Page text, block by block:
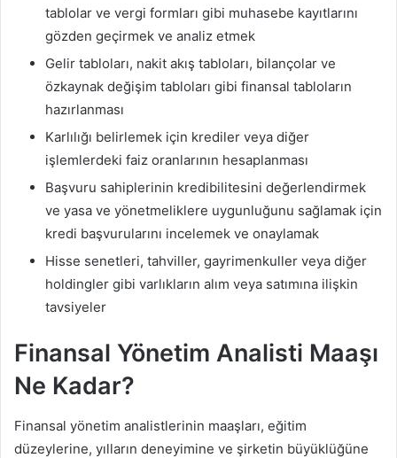
tablolar ve vergi formları gibi muhasebe kayıtlarını
gözden geçirmek ve analiz etmek
Gelir tabloları, nakit akış tabloları, bilançolar ve
özkaynak değişim tabloları gibi finansal tabloların
hazırlanması
Karlılığı belirlemek için krediler veya diğer
işlemlerdeki faiz oranlarının hesaplanması
Başvuru sahiplerinin kredibilitesini değerlendirmek
ve yasa ve yönetmeliklere uygunluğunu sağlamak için
kredi başvurularını incelemek ve onaylamak
Hisse senetleri, tahviller, gayrimenkuller veya diğer
holdingler gibi varlıkların alım veya satımına ilişkin
tavsiyeler
Finansal Yönetim Analisti Maaşı
Ne Kadar?
Finansal yönetim analistlerinin maaşları, eğitim
düzeylerine, yılların deneyimine ve şirketin büyüklüğüne